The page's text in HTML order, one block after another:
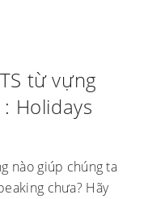
từ vựng
Holidays
nào giúp chúng ta
chưa? Hãy